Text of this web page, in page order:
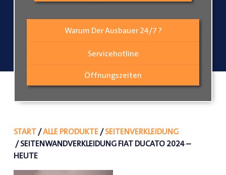
Warum Der Ausbauer 24/7 ?
Servicehotline
Öffnungszeiten
START/ALLE PRODUKTE/SEITENVERKLEIDUNG
/ SEITENWANDVERKLEIDUNG FIAT DUCATO 2024 –
HEUTE